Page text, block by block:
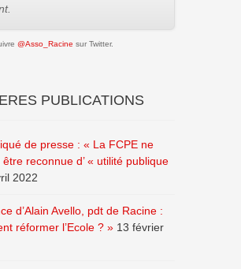
@Asso_Racine sur Twitter.
PUBLICATIONS
de presse : « La FCPE ne
reconnue d’ « utilité publique
2022
d’Alain Avello, pdt de Racine :
réformer l’Ecole ? » 13 février